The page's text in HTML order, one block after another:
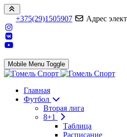
+375(29)1505907 Адрес
Mobile Menu Toggle
Главная
Футбол
Вторая лига
8+1
Таблица
Расписание